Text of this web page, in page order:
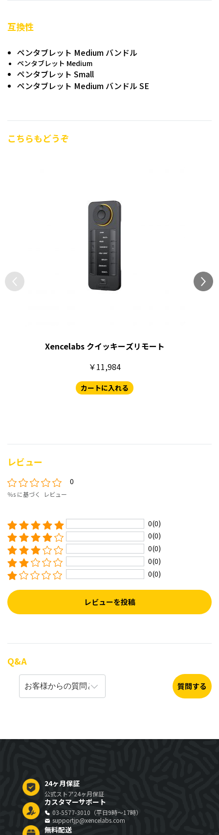
互換性
ペンタブレット Medium バンドル
ペンタブレット Medium
ペンタブレット Small
ペンタブレット Medium バンドル SE
こちらもどうぞ
Xencelabs クイッキーズリモート
￥11,984
カートに入れる
レビュー
0
％s に基づく レビュー
0(0)
0(0)
0(0)
0(0)
0(0)
レビューを投稿
Q&A
質問する
24ヶ月保証
公式ストア24ヶ月保証
カスタマーサポート
03-5577-3010（平日9時～17時）
supportjp@xencelabs.com
無料配送